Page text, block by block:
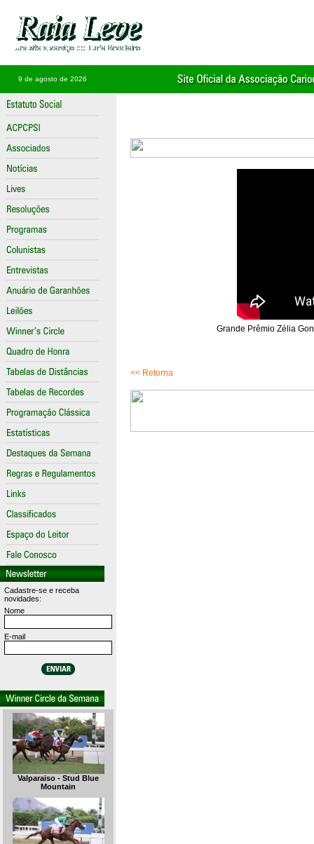
9 de agosto de 2026
Cadastre-se e receba
novidades:
Nome
E-mail
Valparaiso - Stud Blue
Mountain
Grande Prêmio Zélia
<< Retorna